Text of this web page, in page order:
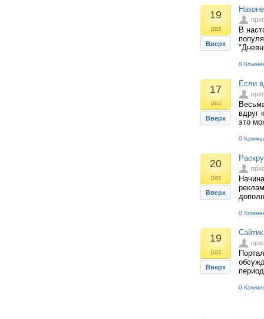
19
раз
Вверх
В
0
17
раз
Вверх
Если
вдруг
это
0
20
раз
Вверх
0
19
раз
Вверх
0